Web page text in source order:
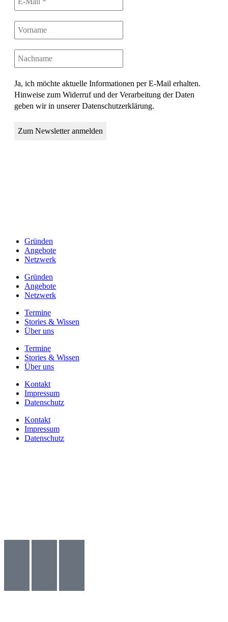
Ja, ich möchte aktuelle Informationen per E-Mail erhalten.
Hinweise zum Widerruf und der Verarbeitung der Daten
geben wir in unserer Datenschutzerklärung.
Gründen
Angebote
Netzwerk
Gründen
Angebote
Netzwerk
Termine
Stories & Wissen
Über uns
Termine
Stories & Wissen
Über uns
Kontakt
Impressum
Datenschutz
Kontakt
Impressum
Datenschutz